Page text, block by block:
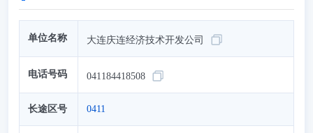
单位名称 大连庆连经济技术开发公司
电话号码 041184418508
长途区号 0411